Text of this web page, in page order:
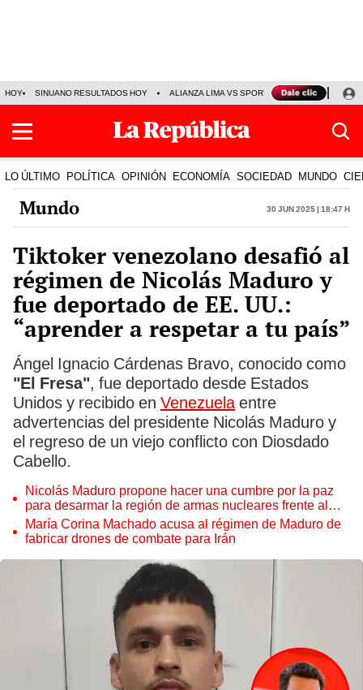
HOY SINUANO RESULTADOS HOY ALIANZA LIMA VS SPORT BOYS JORGE
LO ÚLTIMO POLÍTICA OPINIÓN ECONOMÍA SOCIEDAD MUNDO
Mundo 30 Jun 2025 | 18:47 h
Tiktoker venezolano desafió al
régimen de Nicolás Maduro y
fue deportado de EE. UU.:
“aprender a respetar a tu país”
Ángel Ignacio Cárdenas Bravo, conocido como
"El Fresa", fue deportado desde Estados
Unidos y recibido en Venezuelaentre
advertencias del presidente Nicolás Maduro y
el regreso de un viejo conflicto con Diosdado
Cabello.
Nicolás Maduro propone hacer una cumbre por la paz
para desarmar la región de armas nucleares frente al
conflicto entre Israel e Irán
María Corina Machado acusa al régimen de Maduro de
fabricar drones de combate para Irán